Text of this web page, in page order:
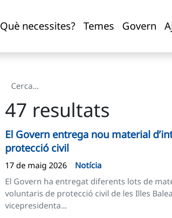
Què necessites? Temes Govern
47 resultats
El Govern entrega nou material
protecció civil
17 de maig 2026
Notícia
El Govern ha entregat diferents lots de
voluntaris de protecció civil de les Illes
vicepresidenta...